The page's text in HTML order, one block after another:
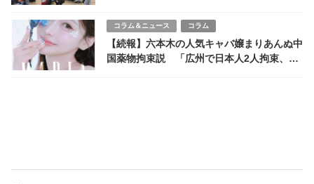
コラム＆ニュース コラム
【続報】六本木の人気キャバ嬢まりあんぬ中
国薬物拘束説 「広州で日本人2人拘束、1